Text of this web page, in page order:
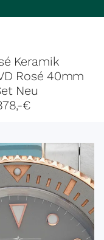
Keramik
Rosé 40mm
Neu
€